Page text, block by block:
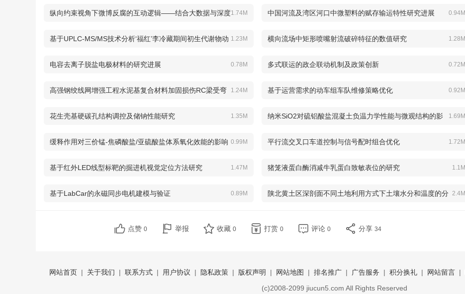
1.74M
纵向约束视角下微博反腐的互动逻辑——结合大数据与深度 0.94M
中国河流及湾区河口中微塑料的赋存输运特性研究进展
1.23M
基于UPLC-MS/MS技术分析‘福红’李冷藏期间初生代谢物动 1.28M
横向流场中矩形喷嘴射流破碎特征的数值研究
0.78M
电容去离子脱盐电极材料的研究进展 0.72M
多式联运的政企联动机制及政策创新
1.24M
高强钢绞线网增强工程水泥基复合材料加固损伤RC梁受弯 0.92M
基于运营需求的动车组车队维修策略优化
1.35M
花生壳基硬碳孔结构调控及储钠性能研究 1.69M
纳米SiO2对硫铝酸盐混凝土负温力学性能与微观结构的影
0.99M
缓释作用对三价锰-焦磷酸盐/亚硫酸盐体系氧化效能的影响 1.72M
平行流交叉口车道控制与信号配时组合优化
1.47M
基于红外LED线型标靶的掘进机视觉定位方法研究 1.1M
猪笼液蛋白酶消减牛乳蛋白致敏表位的研究
0.89M
基于LabCar的永磁同步电机建模与验证 2.4M
陕北黄土区深剖面不同土地利用方式下土壤水分和温度的分
点赞 0 举报 收藏 0 打赏 0 评论 0 分享 34
网站首页 | 关于我们 | 联系方式 | 用户协议 | 隐私政策 | 版权声明 | 网站地图 | 排名推广 | 广告服务 | 积分换礼 | 网站留言 |
(c)2008-2099 jiucun5.com All Rights Reserved